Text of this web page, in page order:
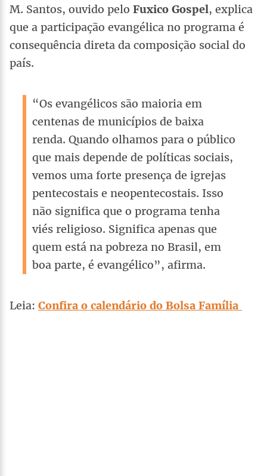
M. Santos, ouvido pelo Fuxico Gospel, explica
que a participação evangélica no programa é
consequência direta da composição social do
país.
“Os evangélicos são maioria em
centenas de municípios de baixa
renda. Quando olhamos para o público
que mais depende de políticas sociais,
vemos uma forte presença de igrejas
pentecostais e neopentecostais. Isso
não significa que o programa tenha
viés religioso. Significa apenas que
quem está na pobreza no Brasil, em
boa parte, é evangélico”, afirma.
Leia: Confira o calendário do Bolsa Família